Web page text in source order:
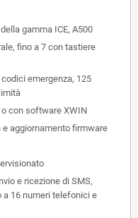
gamma ICE, A500
fino a 7 con tastiere
emergenza, 125
con software XWIN
e aggiornamento firmware
e ricezione di SMS,
16 numeri telefonici e